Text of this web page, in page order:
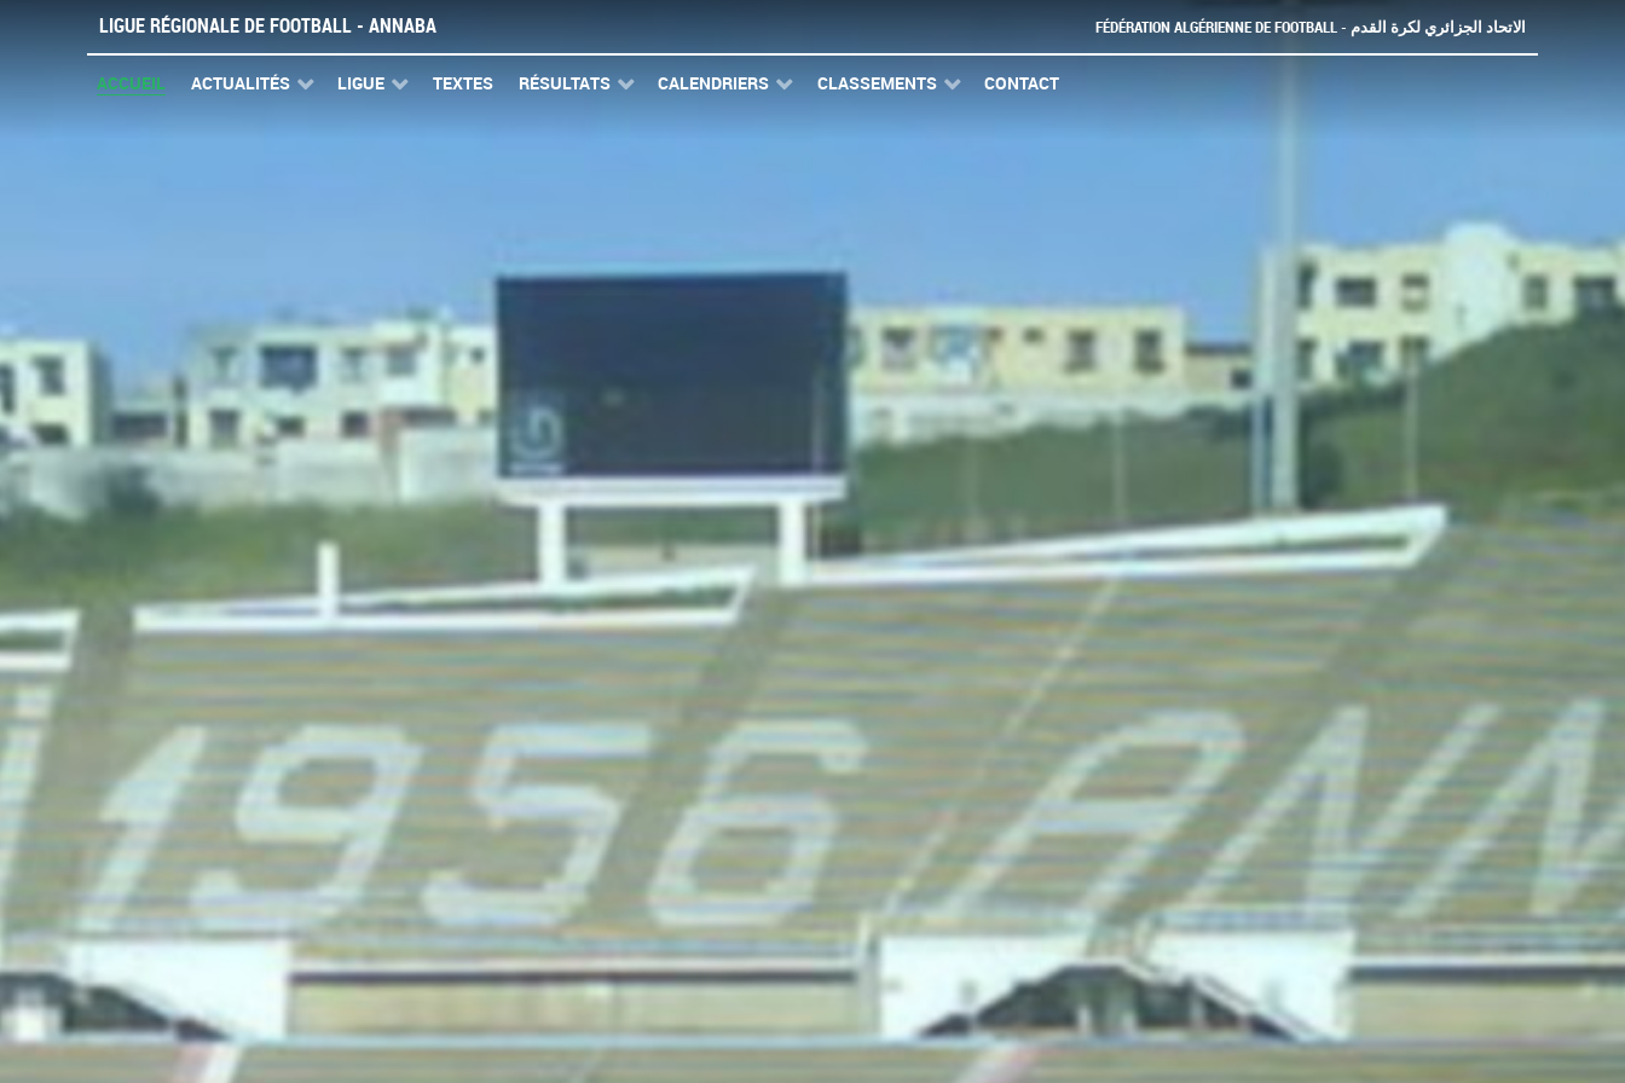
LIGUE RÉGIONALE DE FOOTBALL - ANNABA FÉDÉRATION ALGÉRIENNE DE FOOTBALL - الاتحاد الجزائري لكرة القدم
ACCUEIL ACTUALITÉS LIGUE TEXTES RÉSULTATS CALENDRIERS CLASSEMENTS CONTACT